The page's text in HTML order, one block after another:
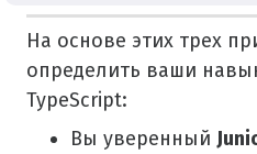
На основе этих трех
определить ваши
TypeScript:
Вы уверенный